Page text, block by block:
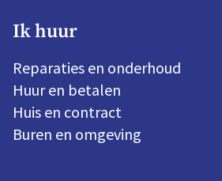
Ik huur
Reparaties en onderhoud
Huur en betalen
Huis en contract
Buren en omgeving